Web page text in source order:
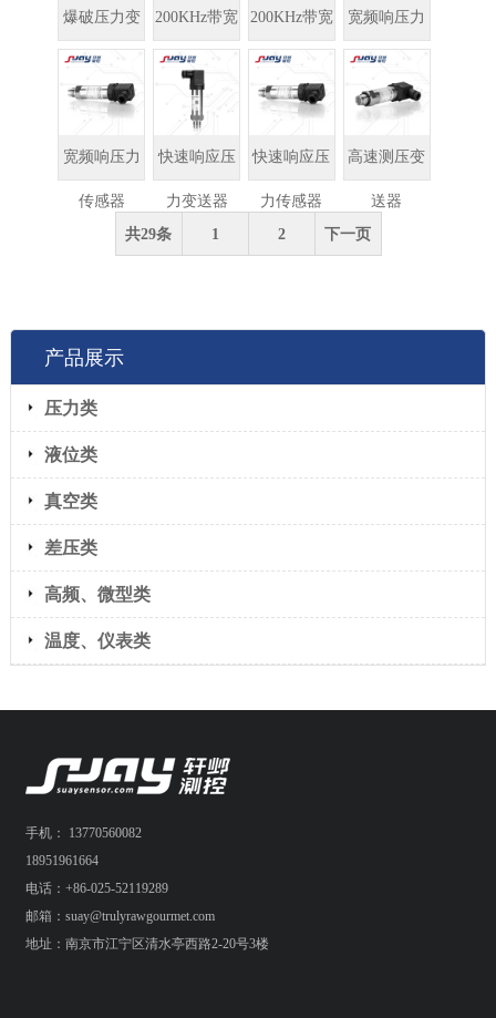
爆破压力变
送器
200KHz带宽
压力传感器
200KHz带宽
压力变送器
宽频响压力
变送器
宽频响压力
传感器
快速响应压
力变送器
快速响应压
力传感器
高速测压变
送器
共29条 1 2 下一页
产品展示
压力类
液位类
真空类
差压类
高频、微型类
温度、仪表类
手机： 13770560082
18951961664
电话：+86-025-52119289
邮箱：suay@trulyrawgourmet.com
地址：南京市江宁区清水亭西路2-20号3楼